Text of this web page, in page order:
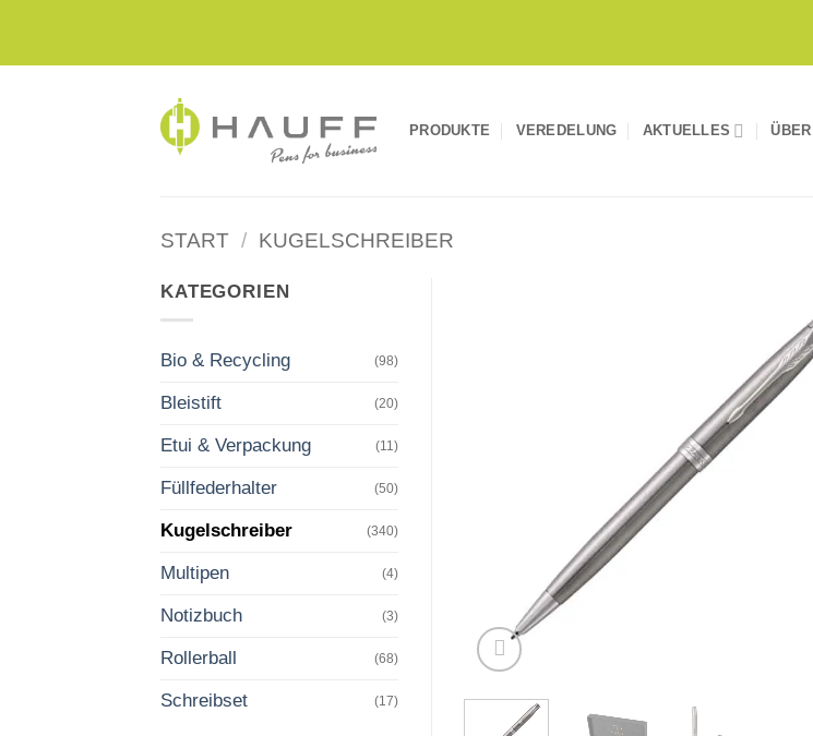
springen
PRODUKTE VEREDELUNG AKTUELLES
START / KUGELSCHREIBER
KATEGORIEN
Bio & Recycling (98)
Bleistift (20)
Etui & Verpackung (11)
Füllfederhalter (50)
Kugelschreiber (340)
Multipen (4)
Notizbuch (3)
Rollerball (68)
Schreibset (17)